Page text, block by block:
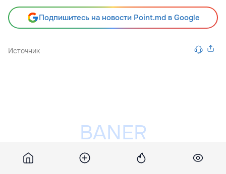
Подпишитесь на новости Point.md в Google
Источник